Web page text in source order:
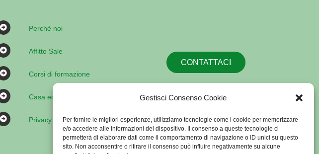
Gestisci Consenso Cookie
Per fornire le migliori esperienze, utilizziamo tecnologie come i cookie per memorizzare
e/o accedere alle informazioni del dispositivo. Il consenso a queste tecnologie ci
permetterà di elaborare dati come il comportamento di navigazione o ID unici su questo
sito. Non acconsentire o ritirare il consenso può influire negativamente su alcune
Perchè noi
Affitto Sale
Corsi di formazione
Casa editrice
Privacy Policy
CONTATTACI